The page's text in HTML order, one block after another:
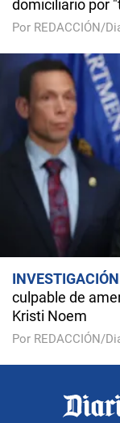
domiciliario por
Por REDACCIÓN/
INVESTIGACIÓN
culpable de
Kristi Noem
Por REDACCIÓN/